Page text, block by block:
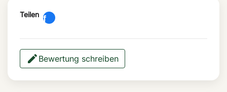
Teilen
Bewertung schreiben